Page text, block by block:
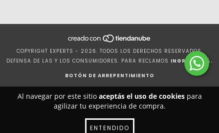
Al navegar por este sitio aceptás el uso de cookiespara
agilizar tu experiencia de compra.
ENTENDIDO
COPYRIGHT EXPERTS - 2026. TODOS LOS DERECHOS RESERVADOS.
DEFENSA DE LAS Y LOS CONSUMIDORES. PARA RECLAMOS INGRESÁ ACÁ.
BOTÓN DE ARREPENTIMIENTO